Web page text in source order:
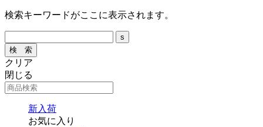
検索キーワードがここに表示されます。
クリア
閉じる
新入荷
お気に入り